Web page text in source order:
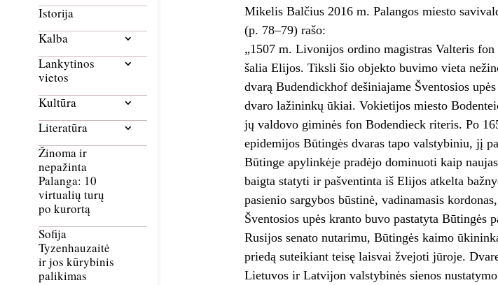
Istorija
Kalba
Lankytinos
vietos
Kultūra
Literatūra
Žinoma ir
nepažinta
Palanga: 10
virtualių turų
po kurortą
Sofija
Tyzenhauzaitė
ir jos kūrybinis
palikimas
Mikelis Balčius 2016 m. Palangos miesto
(p. 78–79) rašo:
„1507 m. Livonijos ordino magistras Valteris
šalia Elijos. Tiksli šio objekto buvimo vieta
dvarą Budendickhof dešinia­jame Šventosios
dvaro lažininkų ūkiai. Vokietijos miesto
jų valdovo giminės fon Bodendieck riteris. Po
epidemijos Būtingės dvaras tapo valsty­biniu, jį
Būtinge apylinkėje pradėjo dominuoti kaip
baigta statyti ir pašventinta iš Elijos atkelta
pasienio sargybos būstinė, vadinamasis
Šventosios upės kranto buvo pastatyta
Rusijos senato nutarimu, Būtingės kaimo
priedą suteikiant teisę laisvai žvejoti jūroje.
Lietuvos ir Latvijon valstybinės sienos